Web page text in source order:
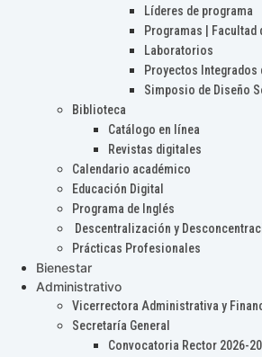
Líderes de programa
Programas | Facultad
Laboratorios
Proyectos Integrados
Simposio de Diseño
Biblioteca
Catálogo en línea
Revistas digitales
Calendario académico
Educación Digital
Programa de Inglés
Descentralización y
Prácticas Profesionales
Bienestar
Administrativo
Vicerrectora Administrativa y
Secretaría General
Convocatoria Rector 2026-